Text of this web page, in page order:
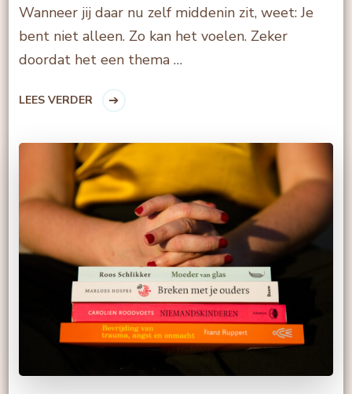
Wanneer jij daar nu zelf middenin zit, weet: Je
bent niet alleen. Zo kan het voelen. Zeker
doordat het een thema …
LEES VERDER